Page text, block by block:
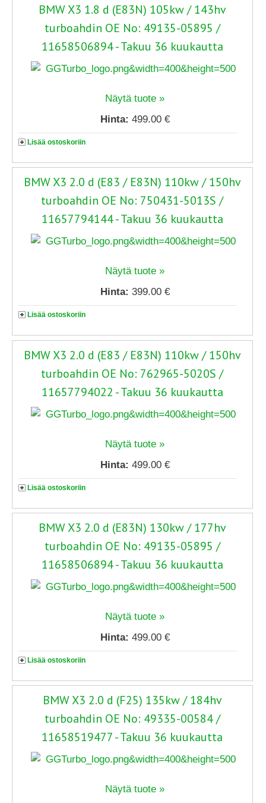
BMW X3 1.8 d (E83N) 105kw / 143hv
turboahdin OE No: 49135-05895 /
11658506894 - Takuu 36 kuukautta
Näytä tuote »
Hinta: 499.00 €
Lisää ostoskoriin
BMW X3 2.0 d (E83 / E83N) 110kw / 150hv
turboahdin OE No: 750431-5013S /
11657794144 - Takuu 36 kuukautta
Näytä tuote »
Hinta: 399.00 €
Lisää ostoskoriin
BMW X3 2.0 d (E83 / E83N) 110kw / 150hv
turboahdin OE No: 762965-5020S /
11657794022 - Takuu 36 kuukautta
Näytä tuote »
Hinta: 499.00 €
Lisää ostoskoriin
BMW X3 2.0 d (E83N) 130kw / 177hv
turboahdin OE No: 49135-05895 /
11658506894 - Takuu 36 kuukautta
Näytä tuote »
Hinta: 499.00 €
Lisää ostoskoriin
BMW X3 2.0 d (F25) 135kw / 184hv
turboahdin OE No: 49335-00584 /
11658519477 - Takuu 36 kuukautta
Näytä tuote »